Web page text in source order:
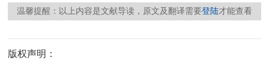
温馨提醒：以上内容是文献导读，原文及翻译需要登陆才能查看
版权声明：